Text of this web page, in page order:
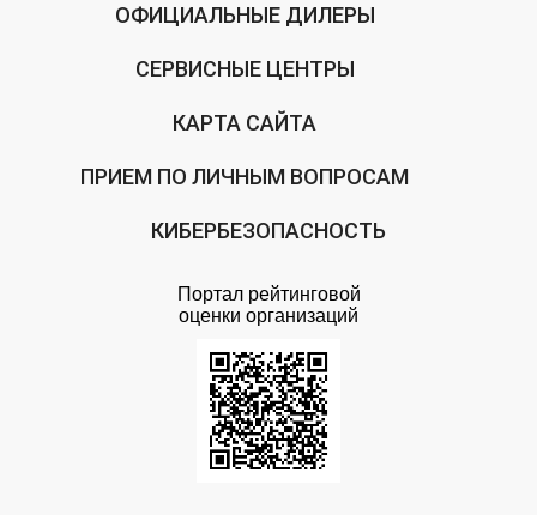
ОФИЦИАЛЬНЫЕ ДИЛЕРЫ
СЕРВИСНЫЕ ЦЕНТРЫ
КАРТА САЙТА
ПРИЕМ ПО ЛИЧНЫМ ВОПРОСАМ
КИБЕРБЕЗОПАСНОСТЬ
Портал рейтинговой
оценки организаций